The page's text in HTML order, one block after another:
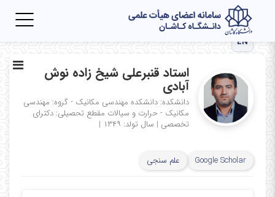
EN
استاد قنبرعلی شیخ زاده نوش
آبادی
دانشکده: دانشکده مهندسی مکانیک - گروه: مهندسی
مکانیک - حرارت و سیالات مقطع تحصیلی: دکترای
تخصصی | سال تولد: ۱۳۴۹ |
Google Scholar علم سنجی